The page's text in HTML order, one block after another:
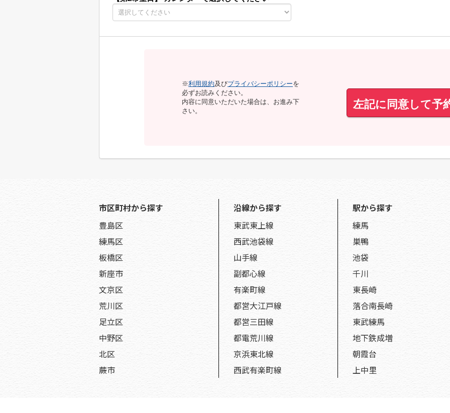
※利用規約及びプライバシーポリシーを
必ずお読みください。
内容に同意いただいた場合は、お進み下
さい。
左記に同意して予
市区町村から探す
豊島区
練馬区
板橋区
新座市
文京区
荒川区
足立区
中野区
北区
蕨市
沿線から探す
東武東上線
西武池袋線
山手線
副都心線
有楽町線
都営大江戸線
都営三田線
都電荒川線
京浜東北線
西武有楽町線
駅から探す
練馬
巣鴨
池袋
千川
東長崎
落合南長崎
東武練馬
地下鉄成増
朝霞台
上中里